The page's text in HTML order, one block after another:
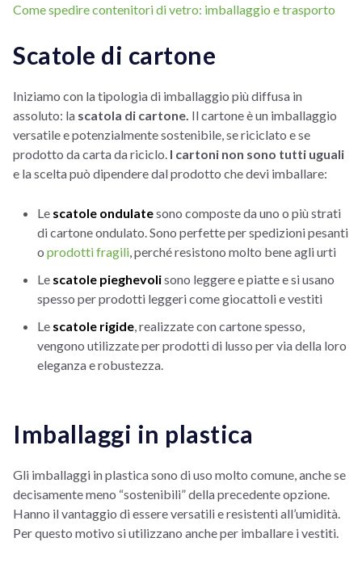
Come spedire contenitori di vetro: imballaggio e trasporto
Scatole di cartone
Iniziamo con la tipologia di imballaggio più diffusa in
assoluto: la scatola di cartone. Il cartone è un imballaggio
versatile e potenzialmente sostenibile, se riciclato e se
prodotto da carta da riciclo. I cartoni non sono tutti uguali
e la scelta può dipendere dal prodotto che devi imballare:
Le scatole ondulatesono composte da uno o più strati
di cartone ondulato. Sono perfette per spedizioni pesanti
o prodotti fragili, perché resistono molto bene agli urti
Le scatole pieghevolisono leggere e piatte e si usano
spesso per prodotti leggeri come giocattoli e vestiti
Le scatole rigide, realizzate con cartone spesso,
vengono utilizzate per prodotti di lusso per via della loro
eleganza e robustezza.
Imballaggi in plastica
Gli imballaggi in plastica sono di uso molto comune, anche se
decisamente meno “sostenibili” della precedente opzione.
Hanno il vantaggio di essere versatili e resistenti all’umidità.
Per questo motivo si utilizzano anche per imballare i vestiti.